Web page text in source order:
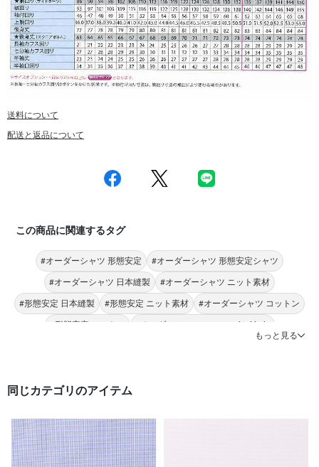
送料について
配送と返品について
この商品に関連するタグ
#オーダーシャツ 形態安定 #オーダーシャツ 形態安定シャツ
#オーダーシャツ 日本縫製 #オーダーシャツ ニット素材
#形態安定 日本縫製 #形態安定 ニット素材 #オーダーシャツ コットン
#形態安定 コットン #オーダーシャツ Donato Vinci italy
もっと見る
同じカテゴリのアイテム